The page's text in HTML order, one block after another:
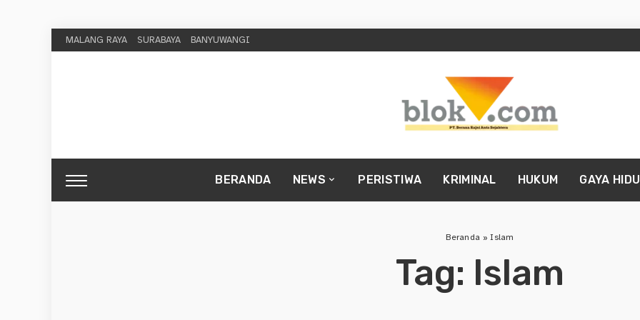
MALANG RAYA SURABAYA BANYUWANGI
BERANDA NEWS PERISTIWA KRIMINAL HUKUM GAYA
Beranda »Islam
Tag: Islam